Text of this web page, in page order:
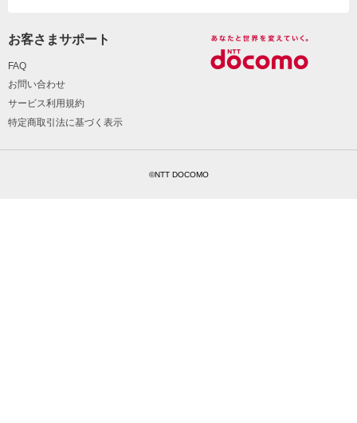
お客さまサポート
FAQ
お問い合わせ
サービス利用規約
特定商取引法に基づく表示
©NTT DOCOMO